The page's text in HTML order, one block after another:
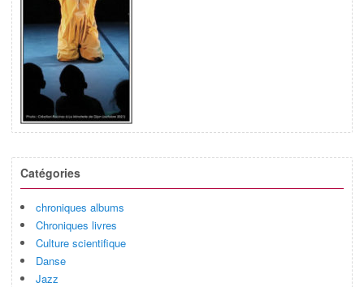
Catégories
chroniques albums
Chroniques livres
Culture scientifique
Danse
Jazz